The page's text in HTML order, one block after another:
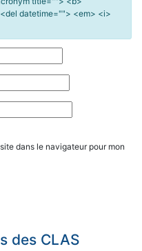
datetime=""> <em> <i>
dans le navigateur pour mon
des CLAS